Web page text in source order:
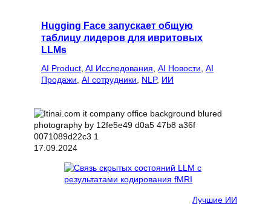
Hugging Face запускает общую
таблицу лидеров для ивритовых
LLMs
AI Product AI Исследования AI Новости AI
Продажи AI сотрудники NLP, ИИ
17.09.2024
Лучшие ИИ